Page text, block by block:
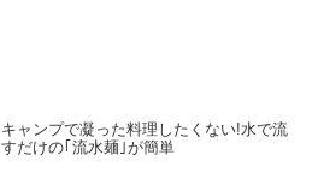
キャンプで凝った料理したくない!水で流
すだけの｢流水麺｣が簡単